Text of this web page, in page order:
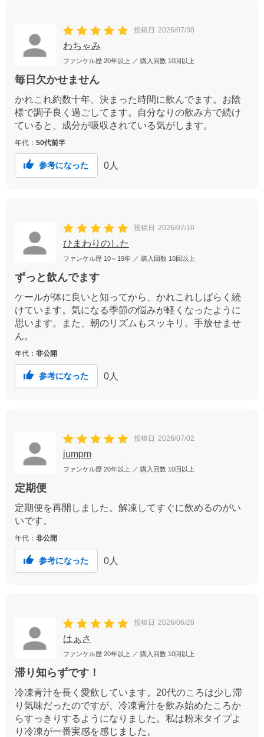
投稿日 2026/07/30
わちゃみ
ファンケル歴 20年以上 ／ 購入回数 10回以上
毎日欠かせません
かれこれ約数十年、決まった時間に飲んでます。お陰
様で調子良く過ごしてます。自分なりの飲み方で続け
ていると、成分が吸収されている気がします。
年代： 50代前半
参考になった 0 人
投稿日 2026/07/16
ひまわりのした
ファンケル歴 10～19年 ／ 購入回数 10回以上
ずっと飲んでます
ケールが体に良いと知ってから、かれこれしばらく続
けています。気になる季節の悩みが軽くなったように
思います。また、朝のリズムもスッキリ。手放せませ
ん。
年代： 非公開
参考になった 0 人
投稿日 2026/07/02
jumpm
ファンケル歴 20年以上 ／ 購入回数 10回以上
定期便
定期便を再開しました。解凍してすぐに飲めるのがい
いです。
年代： 非公開
参考になった 0 人
投稿日 2026/06/28
はぁさ
ファンケル歴 20年以上 ／ 購入回数 10回以上
滞り知らずです！
冷凍青汁を長く愛飲しています。20代のころは少し滞
り気味だったのですが、冷凍青汁を飲み始めたころか
らすっきりするようになりました。私は粉末タイプよ
り冷凍が一番実感を感じました。